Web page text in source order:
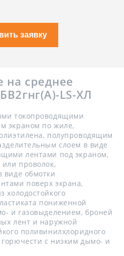
заявку
на среднее
LS-ХЛ
токопроводящими
экраном по жиле,
полупроводящим
слоем в виде
лентами под экраном,
проволок,
виде обмотки
поверх экрана,
холодостойкого
пониженной
и газовыделением, броней
лент и наружной
поливинилхлоридного
с низким дымо- и